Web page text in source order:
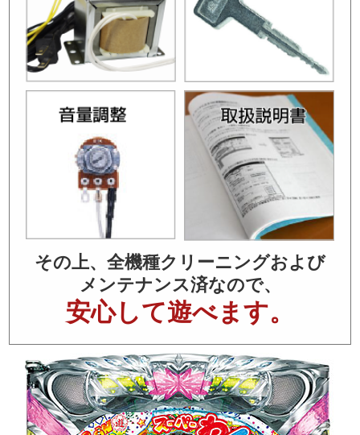
その上、全機種クリーニングおよび
メンテナンス済なので、
安心して遊べます。